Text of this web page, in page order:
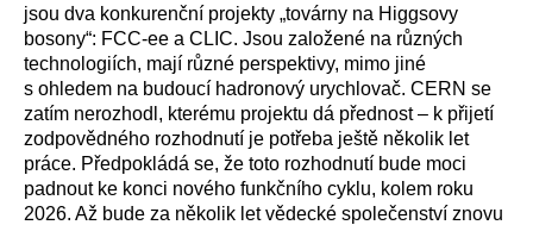
jsou dva konkurenční projekty „továrny na Higgsovy
bosony“: FCC-ee a CLIC. Jsou založené na různých
technologiích, mají různé perspektivy, mimo jiné
s ohledem na budoucí hadronový urychlovač. CERN se
zatím nerozhodl, kterému projektu dá přednost – k přijetí
zodpovědného rozhodnutí je potřeba ještě několik let
práce. Předpokládá se, že toto rozhodnutí bude moci
padnout ke konci nového funkčního cyklu, kolem roku
2026. Až bude za několik let vědecké společenství znovu